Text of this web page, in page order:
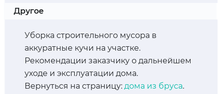
Другое
Уборка строительного мусора в
аккуратные кучи на участке.
Рекомендации заказчику о дальнейшем
уходе и эксплуатации дома.
Вернуться на страницу: дома из бруса.